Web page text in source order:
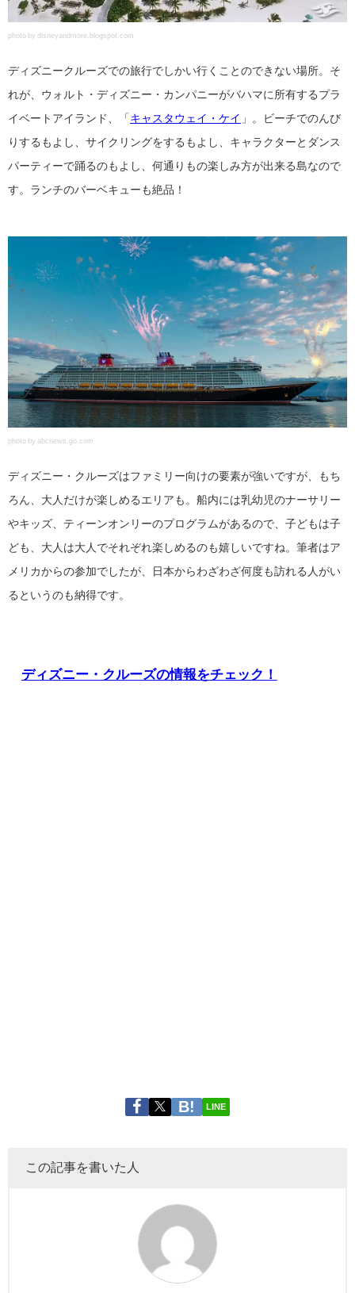
photo by disneyandmore.blogspot.com
ディズニークルーズでの旅行でしかい行くことのできない場所。そ
れが、ウォルト・ディズニー・カンパニーがバハマに所有するプラ
イベートアイランド、「 キャスタウェイ・ケイ 」。ビーチでのんび
りするもよし、サイクリングをするもよし、キャラクターとダンス
パーティーで踊るのもよし、何通りもの楽しみ方が出来る島なので
す。ランチのバーベキューも絶品！
photo by abcnews.go.com
ディズニー・クルーズはファミリー向けの要素が強いですが、もち
ろん、大人だけが楽しめるエリアも。船内には乳幼児のナーサリー
やキッズ、ティーンオンリーのプログラムがあるので、子どもは子
ども、大人は大人でそれぞれ楽しめるのも嬉しいですね。筆者はア
メリカからの参加でしたが、日本からわざわざ何度も訪れる人がい
るというのも納得です。
ディズニー・クルーズの情報をチェック！
LINE
この記事を書いた人